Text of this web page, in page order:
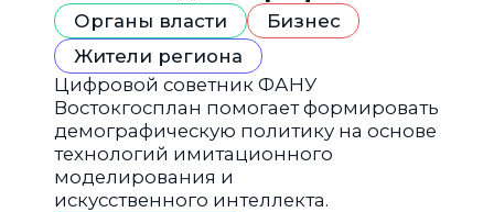
политики
Органы власти
Бизнес
Жители региона
Цифровой советник ФАНУ
Востокгосплан помогает формировать
демографическую политику на основе
технологий имитационного
моделирования и
искусственного интеллекта.